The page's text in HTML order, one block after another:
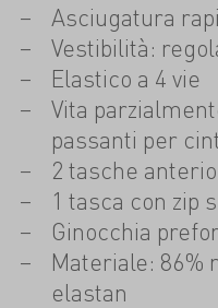
Asciugatura
Vestibilità:
Elastico a 4 vie
Vita
passanti per
2 tasche
1 tasca con zip
Ginocchia
Materiale: 86%
elastan